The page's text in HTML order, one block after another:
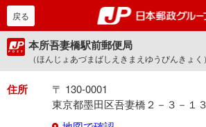
戻る
本所吾妻橋駅前郵便局
（ほんじょあづまばしえきまえゆうびんきょく）
住所
〒 130-0001
東京都墨田区吾妻橋２－３－１３